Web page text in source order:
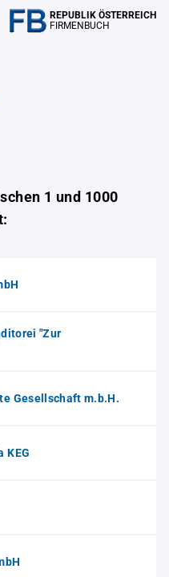
REPUBLIK ÖSTERREICH
FIRMENBUCH
1 und 1000
"Zur
Gesellschaft m.b.H.
KEG